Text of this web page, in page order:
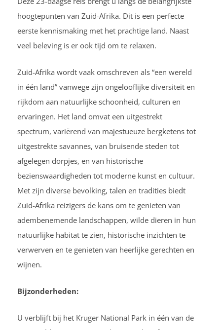
hoogtepunten van Zuid-Afrika. Dit is een perfecte
eerste kennismaking met het prachtige land. Naast
veel beleving is er ook tijd om te relaxen.
Zuid-Afrika wordt vaak omschreven als “een wereld
in één land” vanwege zijn ongelooflijke diversiteit en
rijkdom aan natuurlijke schoonheid, culturen en
ervaringen. Het land omvat een uitgestrekt
spectrum, variërend van majestueuze bergketens tot
uitgestrekte savannes, van bruisende steden tot
afgelegen dorpjes, en van historische
bezienswaardigheden tot moderne kunst en cultuur.
Met zijn diverse bevolking, talen en tradities biedt
Zuid-Afrika reizigers de kans om te genieten van
adembenemende landschappen, wilde dieren in hun
natuurlijke habitat te zien, historische inzichten te
verwerven en te genieten van heerlijke gerechten en
wijnen.
Bijzonderheden:
U verblijft bij het Kruger National Park in één van de